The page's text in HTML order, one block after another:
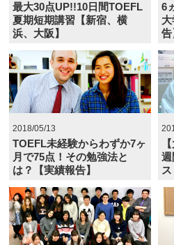
最大30点UP!!10日間TOEFL
夏期短期講習【新宿、横
浜、大阪】
6
告
2018/05/13
TOEFL未経験からわずか7ヶ
月で75点！その勉強法と
は？【実績報告】
週
ス